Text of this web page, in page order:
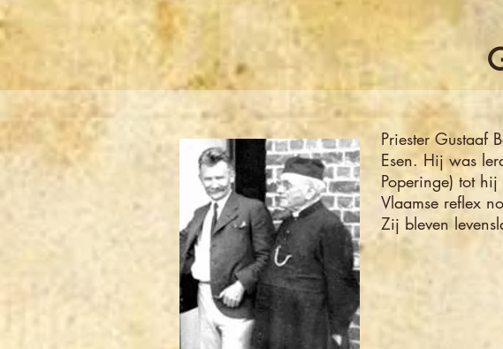
Priester Gustaaf
Esen. Hij was
Poperinge) tot
Vlaamse reflex
Zij bleven